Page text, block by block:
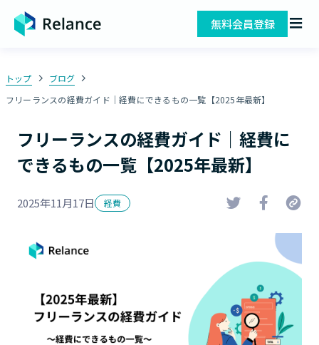
無料会員登録
トップ
ブログ
フリーランスの経費ガイド｜経費にできるもの一覧【2025年最新】
フリーランスの経費ガイド｜経費に
できるもの一覧【2025年最新】
2025年11月17日 経費